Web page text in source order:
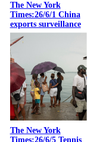
The New York
Times:26/6/1 China
exports surveillance
The New York
Times:26/6/5 Tennis